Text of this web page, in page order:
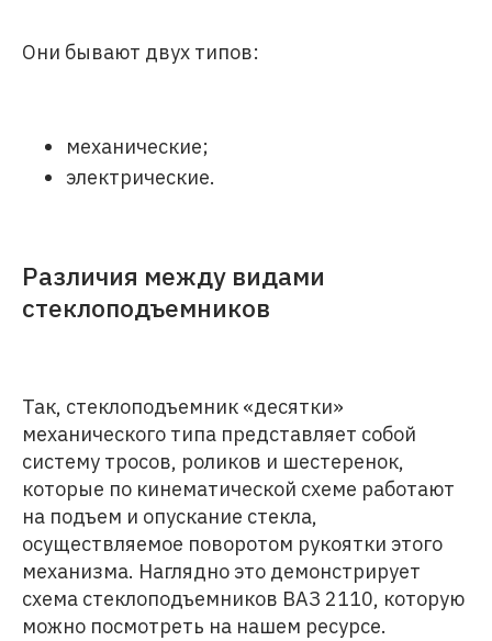
Они бывают двух типов:
механические;
электрические.
Различия между видами
стеклоподъемников
Так, стеклоподъемник «десятки»
механического типа представляет собой
систему тросов, роликов и шестеренок,
которые по кинематической схеме работают
на подъем и опускание стекла,
осуществляемое поворотом рукоятки этого
механизма. Наглядно это демонстрирует
схема стеклоподъемников ВАЗ 2110, которую
можно посмотреть на нашем ресурсе.